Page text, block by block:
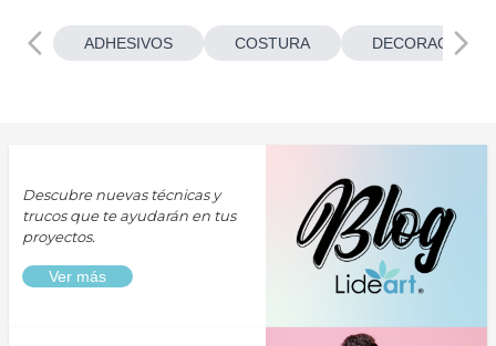
ADHESIVOS COSTURA
Descubre nuevas técnicas y
trucos que te ayudarán en tus
proyectos.
Ver más